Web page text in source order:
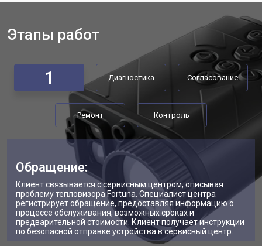
Этапы работ
1 Диагностика Согласование
Ремонт Контроль
Обращение:
Клиент связывается с сервисным центром, описывая
проблему тепловизора Fortuna. Специалист центра
регистрирует обращение, предоставляя информацию о
процессе обслуживания, возможных сроках и
предварительной стоимости. Клиент получает инструкции
по безопасной отправке устройства в сервисный центр.